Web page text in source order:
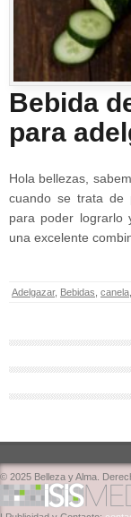
Bebida
para
Hola bellezas,
cuando se trata de
para poder lograrlo
una excelente
Adelgazar, Bebidas canela
© 2025 Belleza y Alma.